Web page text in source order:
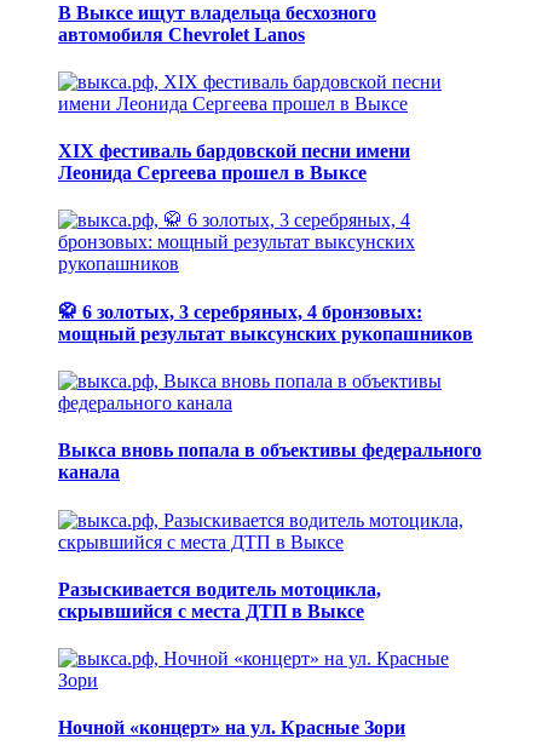
В Выксе ищут владельца бесхозного
автомобиля Chevrolet Lanos
XIX фестиваль бардовской песни имени
Леонида Сергеева прошел в Выксе
🥋 6 золотых, 3 серебряных, 4 бронзовых:
мощный результат выксунских рукопашников
Выкса вновь попала в объективы федерального
канала
Разыскивается водитель мотоцикла,
скрывшийся с места ДТП в Выксе
Ночной «концерт» на ул. Красные Зори